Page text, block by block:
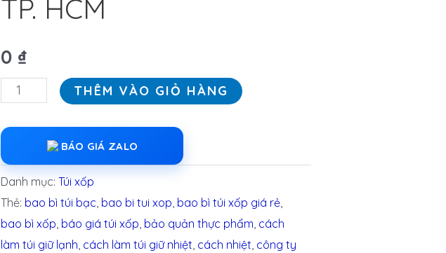
TP. HCM
0 ₫
THÊM VÀO GIỎ HÀNG
BÁO GIÁ ZALO
Danh mục:Túi xốp
Thẻ: bao bì túi bạc, bao bi tui xop, bao bì túi xốp giá rẻ,
bao bì xốp, báo giá túi xốp, bảo quản thực phẩm, cách
làm túi giữ lạnh, cách làm túi giữ nhiệt, cách nhiệt, công ty